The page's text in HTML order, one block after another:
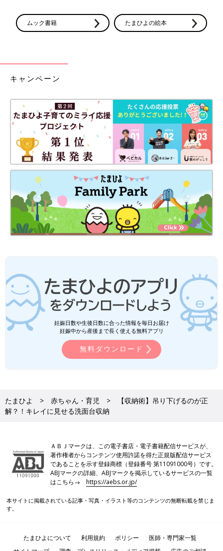
ムック書籍 たまひよの絵本
キャンペーン
妊娠日数や生後日数に合った情報を毎日お届け
妊娠中から産後まで長く使える無料アプリ
無料ダウンロード
たまひよ 赤ちゃん・育児
【収納術】吊り下げるのが正
解？！キレイに見せる洗面台収納
ＡＢＪマークは、この電子書店・電子書籍配信サービスが、
著作権者からコンテンツ使用許諾を得た正規版配信サービス
であることを示す登録商標（登録番号 第11091000号）です。
ABJマークの詳細、ABJマークを掲示しているサービスの一覧
はこちら→https://aebs.or.jp/
本サイトに掲載されている記事・写真・イラスト等のコンテンツの無断転載を禁じま
す。
たまひよについて 利用規約 ポリシー
医師・専門家一覧